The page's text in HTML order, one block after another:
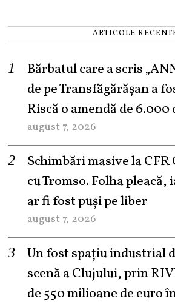
ARTICOLE
Bărbatul care a scris
de pe Transfăgărășan a
Riscă o amendă de 6.000
august 7, 2026
Schimbări masive la
cu Tromso. Folha
ar fi fost puși pe liber
august 7, 2026
Un fost spațiu industrial
scenă a Clujului, prin
de 550 milioane de euro